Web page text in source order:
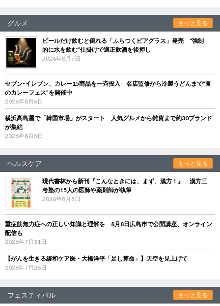
グルメ もっと見る
ビールだけ飲むと倒れる「ふらつくビアグラス」発売 “強制
的に水を飲む”仕掛けで適正飲酒を後押し
2026年8月7日
セブン‐イレブン、カレー15商品を一斉投入 名店監修から冷製うどんまで“夏
のカレーフェス”を開催中
2026年8月6日
横浜高島屋で「韓国市場」がスタート 人気グルメから雑貨まで約30ブランド
が集結
2026年8月5日
ヘルスケア もっと見る
現代書林から新刊『こんなときには、まず、漢方！』 漢方三
考塾の15人の医師や薬剤師が執筆
2026年8月5日
重症筋無力症への正しい知識と理解を 8月8日広島市で公開講座、オンライン
配信も
2026年7月31日
【がんを生きる緩和ケア医・大橋洋平「足し算命」】天空を見上げて
2026年7月28日
フェスティバル もっと見る